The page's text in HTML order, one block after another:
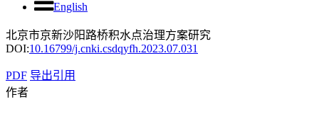
English
北京市京新沙阳路桥积水点治理方案研究
DOI:10.16799/j.cnki.csdqyfh.2023.07.031
PDF 导出引用
作者